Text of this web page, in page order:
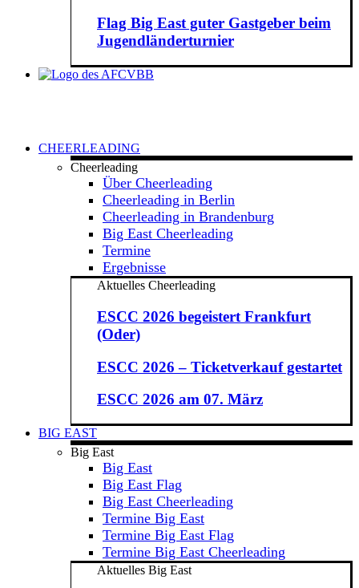
Flag Big East guter Gastgeber beim
Jugendländerturnier
CHEERLEADING
Cheerleading
Über Cheerleading
Cheerleading in Berlin
Cheerleading in Brandenburg
Big East Cheerleading
Termine
Ergebnisse
Aktuelles Cheerleading
ESCC 2026 begeistert Frankfurt
(Oder)
ESCC 2026 – Ticketverkauf gestartet
ESCC 2026 am 07. März
BIG EAST
Big East
Big East
Big East Flag
Big East Cheerleading
Termine Big East
Termine Big East Flag
Termine Big East Cheerleading
Aktuelles Big East